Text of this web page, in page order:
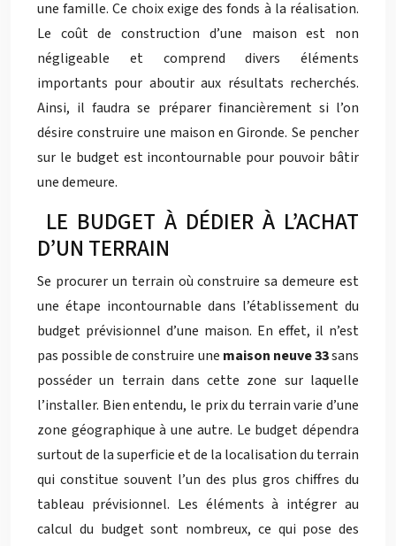
une famille. Ce choix exige des fonds à la réalisation.
Le coût de construction d’une maison est non
négligeable et comprend divers éléments
importants pour aboutir aux résultats recherchés.
Ainsi, il faudra se préparer financièrement si l’on
désire construire une maison en Gironde. Se pencher
sur le budget est incontournable pour pouvoir bâtir
une demeure.
LE BUDGET À DÉDIER À L’ACHAT
D’UN TERRAIN
Se procurer un terrain où construire sa demeure est
une étape incontournable dans l’établissement du
budget prévisionnel d’une maison. En effet, il n’est
pas possible de construire une maison neuve 33sans
posséder un terrain dans cette zone sur laquelle
l’installer. Bien entendu, le prix du terrain varie d’une
zone géographique à une autre. Le budget dépendra
surtout de la superficie et de la localisation du terrain
qui constitue souvent l’un des plus gros chiffres du
tableau prévisionnel. Les éléments à intégrer au
calcul du budget sont nombreux, ce qui pose des